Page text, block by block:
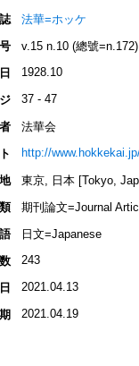
法華=ホッケ
v.15 n.10 (總號=n.172)
1928.10
37 - 47
法華会
http://
東京, 日本 [Tokyo,
期刊論文=Journal
日文=Japanese
243
2021.04.13
2021.04.19